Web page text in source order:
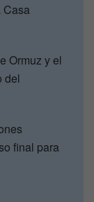
Casa
Ormuz y el
del
final para